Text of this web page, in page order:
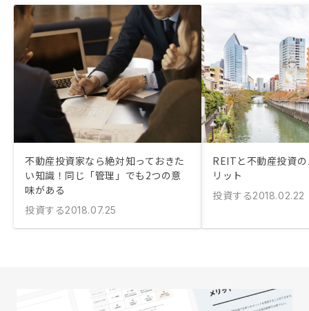
不動産投資家なら絶対知っておきた
い知識！同じ「管理」でも2つの意
味がある
投資する2018.07.25
REITと不動産投資
リット
投資する2018.02.22